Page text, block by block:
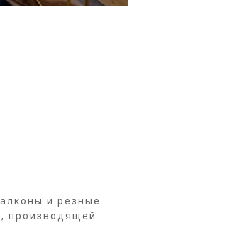
и резные
производящей